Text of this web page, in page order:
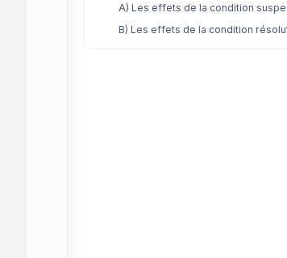
A) Les effets de la condition
B) Les effets de la condition